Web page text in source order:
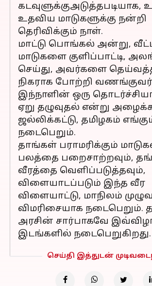
கடவுளுக்குஅடுத்தபடியாக,
உதவிய மாடுகளுக்கு நன்றி
தெரிவிக்கும் நாள்.
மாட்டு பொங்கல் அன்று,
மாடுகளை குளிப்பாட்டி,
செய்து, அவர்களை
நிகராக போற்றி
இந்நாளின் ஒரு
ஏறு தழுவுதல் என்று
ஜல்லிக்கட்டு, தமிழகம்
நடைபெறும்.
தாங்கள் பராமரிக்கும்
பலத்தை பறைசாற்றவும்,
வீரத்தை வெளிப்படுத்தவும்,
விளையாடப்படும் இந்த வீர
விளையாட்டு, மாநிலம்
விமரிசையாக நடைபெறும்.
அரசின் சார்பாகவே
இடங்களில் நடைபெறுகிறது.
செய்தி இத்துடன்